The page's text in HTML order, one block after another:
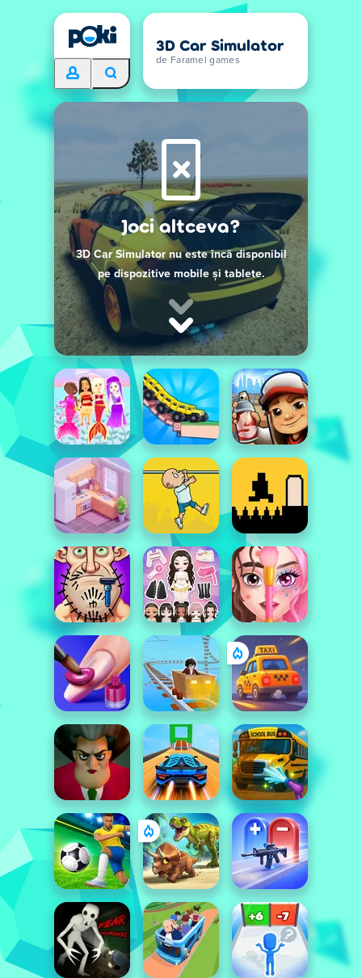
3D Car Simulator
de Faramel games
Joci altceva?
3D Car Simulator nu este încă disponibil
pe dispozitive mobile și tablete.